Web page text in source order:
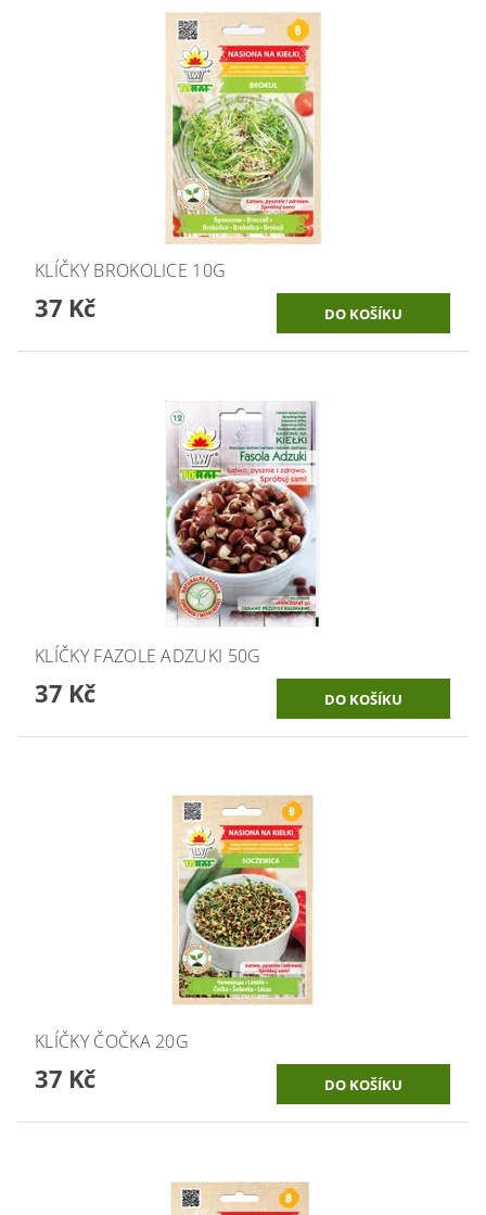
KLÍČKY BROKOLICE 10G
37 Kč
KLÍČKY FAZOLE ADZUKI 50G
37 Kč
KLÍČKY ČOČKA 20G
37 Kč